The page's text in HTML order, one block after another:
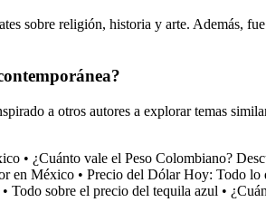
sobre religión, historia y arte. Además,
a otros autores a explorar temas
• ¿Cuánto vale el Peso Colombiano?
en México • Precio del Dólar Hoy: Todo lo
• Todo sobre el precio del tequila azul •